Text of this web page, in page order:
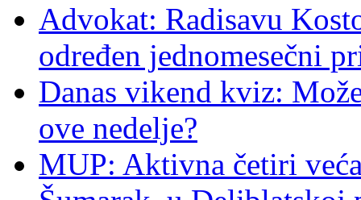
Advokat: Radisavu
određen jednomesečni
Danas vikend kviz:
ove nedelje?
MUP: Aktivna četiri